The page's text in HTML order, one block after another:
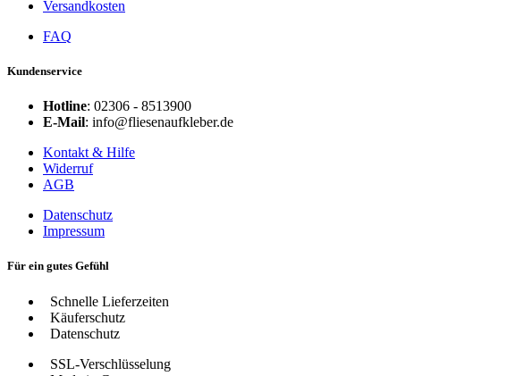
Versandkosten
FAQ
Kundenservice
Hotline: 02306 - 8513900
E-Mail: info@fliesenaufkleber.de
Kontakt & Hilfe
Widerruf
AGB
Datenschutz
Impressum
Für ein gutes Gefühl
Schnelle Lieferzeiten
Käuferschutz
Datenschutz
SSL-Verschlüsselung